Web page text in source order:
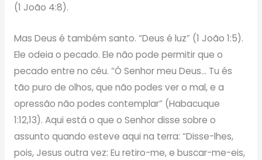
(1 João 4:8).
Mas Deus é também santo. “Deus é luz” (1 João 1:5).
Ele odeia o pecado. Ele não pode permitir que o
pecado entre no céu. “Ó Senhor meu Deus… Tu és
tão puro de olhos, que não podes ver o mal, e a
opressão não podes contemplar” (Habacuque
1:12,13). Aqui está o que o Senhor disse sobre o
assunto quando esteve aqui na terra: “Disse-lhes,
pois, Jesus outra vez: Eu retiro-me, e buscar-me-eis,